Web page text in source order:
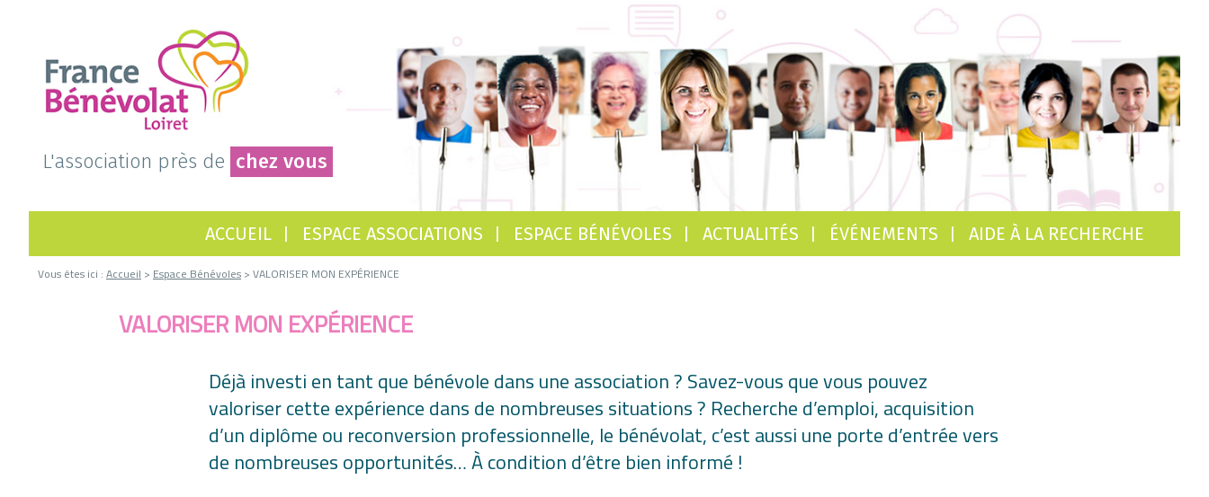
L'association près de chez vous
ACCUEIL ESPACE ASSOCIATIONS ESPACE BÉNÉVOLES ACTUALITÉS ÉVÉNEMENTS AIDE À LA RECHERCHE
Vous êtes ici : Accueil > Espace Bénévoles > VALORISER MON EXPÉRIENCE
VALORISER MON EXPÉRIENCE
Déjà investi en tant que bénévole dans une association ? Savez-vous que vous pouvez
valoriser cette expérience dans de nombreuses situations ? Recherche d’emploi, acquisition
d’un diplôme ou reconversion professionnelle, le bénévolat, c’est aussi une porte d’entrée vers
de nombreuses opportunités… À condition d’être bien informé !